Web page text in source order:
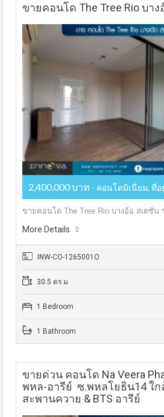
ขายคอนโด The Tree Rio บา
2,400,000 บาท - คอนโดมิเนี่ยม, ที่อ
ขายคอนโด The Tree Rio บางอ้อ​ ส​เตชั่น
More Details
INW-CO-1265001O
30.5 ตร.ม
1 Bedroom
1 Bathroom
ขายด่วน คอนโด Na Veera
พหล-อารีย์ ซ.พหลโยธิน14 ใก
สะพานควาย & BTS อารีย์